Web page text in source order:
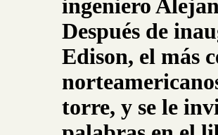
ingeniero
Después de
Edison, el más
torre, y se le